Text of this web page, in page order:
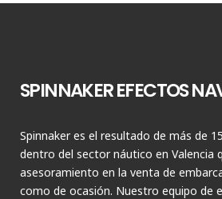
SPINNAKER EFECTOS
Spinnaker es el resultado de más de
dentro del sector náutico en Valencia
asesoramiento en la venta de
como de ocasión. Nuestro equipo de